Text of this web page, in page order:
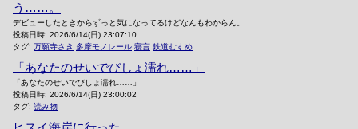
う……。
デビューしたときからずっと気になってるけどなんもわからん。
投稿日時: 2026/6/14(日) 23:07:10
タグ: 万願寺さき 多摩モノレール 寝言 鉄道むすめ
「あなたのせいでびしょ濡れ……」
「あなたのせいでびしょ濡れ……」
投稿日時: 2026/6/14(日) 23:00:02
タグ: 読み物